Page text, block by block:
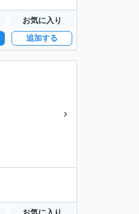
お気に入り
追加する